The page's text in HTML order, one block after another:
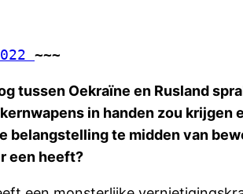
~~~
tussen Oekraïne en Rusland
in handen zou
te midden van
een heeft?